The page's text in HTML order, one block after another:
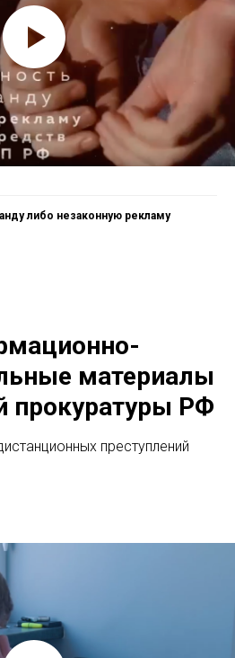
либо незаконную рекламу
материалы
прокуратуры РФ
преступлений